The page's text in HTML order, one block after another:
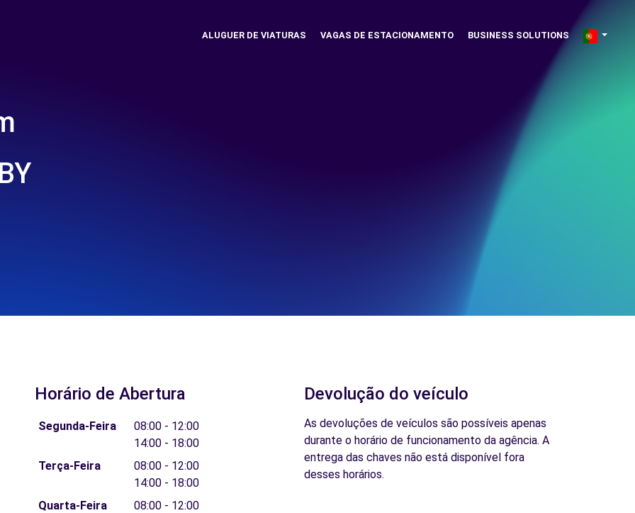
ALUGUER DE VIATURAS VAGAS DE ESTACIONAMENTO BUSINESS SOLUTIONS
Horário de Abertura
Segunda-Feira
08:00 - 12:00
14:00 - 18:00
Terça-Feira
08:00 - 12:00
14:00 - 18:00
Quarta-Feira
08:00 - 12:00
Devolução do veículo
As devoluções de veículos são possíveis apenas
durante o horário de funcionamento da agência. A
entrega das chaves não está disponível fora
desses horários.